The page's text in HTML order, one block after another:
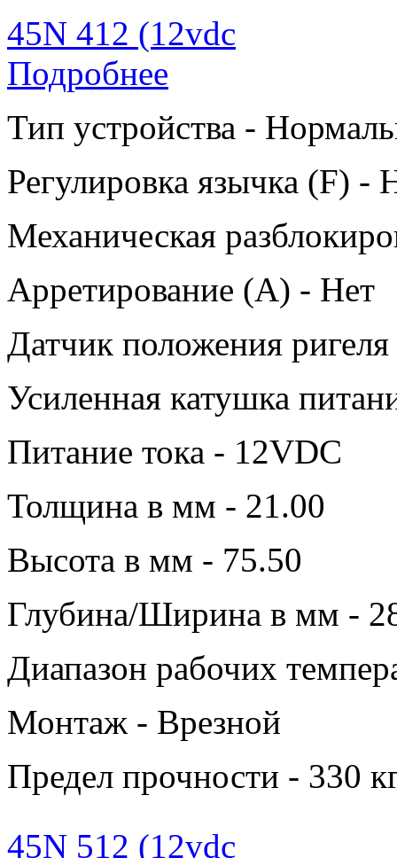
45N 412 (12vdc
Подробнее
Тип устройства -
Регулировка язычка (F) -
Механическая
Арретирование (A) - Нет
Датчик положения
Усиленная катушка
Питание тока - 12VDC
Толщина в мм - 21.00
Высота в мм - 75.50
Глубина/Ширина в мм -
Диапазон рабочих
Монтаж - Врезной
Предел прочности - 330
45N 512 (12vdc